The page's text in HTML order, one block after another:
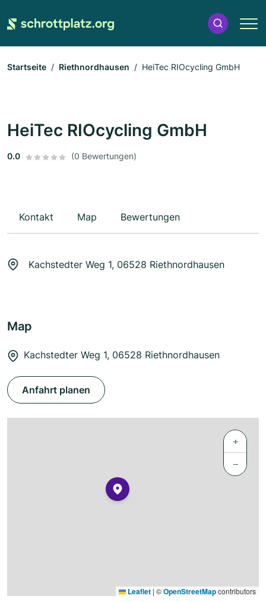
Startseite Riethnordhausen HeiTec RIOcycling GmbH
HeiTec RIOcycling GmbH
0.0 (0 Bewertungen)
Kontakt Map Bewertungen
Kachstedter Weg 1, 06528 Riethnordhausen
Map
Kachstedter Weg 1, 06528 Riethnordhausen
Anfahrt planen
+
−
Leaflet | ©OpenStreetMapcontributors